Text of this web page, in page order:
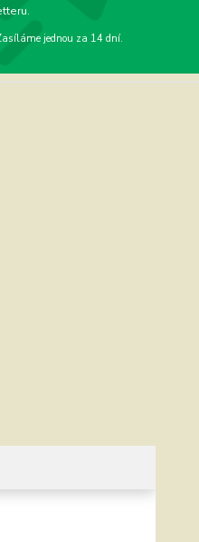
jednou za 14 dní.